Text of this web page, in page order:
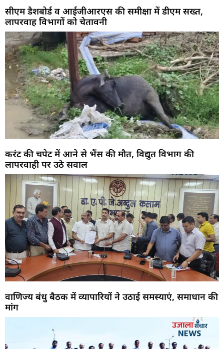
सीएम डैशबोर्ड व आईजीआरएस की समीक्षा में डीएम सख्त,
लापरवाह विभागों को चेतावनी
करंट की चपेट में आने से भैंस की मौत, विद्युत विभाग की
लापरवाही पर उठे सवाल
वाणिज्य बंधु बैठक में व्यापारियों ने उठाई समस्याएं, समाधान की
मांग